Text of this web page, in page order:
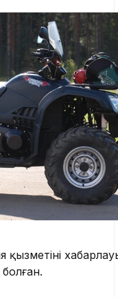
қызметінің